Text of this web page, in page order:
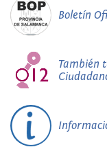
Boletín
También